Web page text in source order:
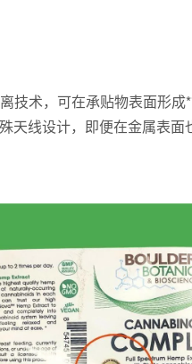
技术，可在承贴物表面形
天线设计，即便在金属表